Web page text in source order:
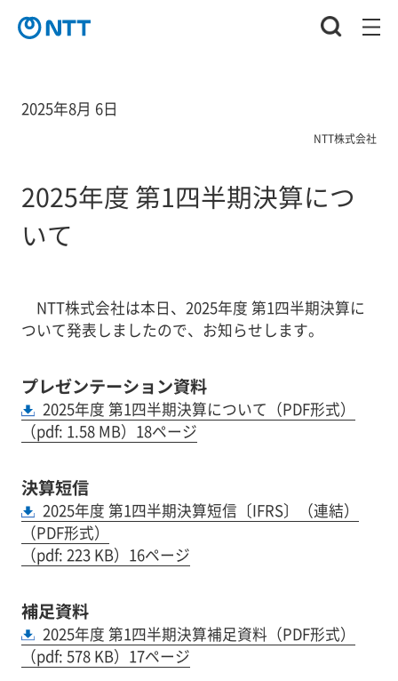
2025年8月 6日
NTT株式会社
2025年度 第1四半期決算につ
いて
NTT株式会社は本日、2025年度 第1四半期決算に
ついて発表しましたので、お知らせします。
プレゼンテーション資料
2025年度 第1四半期決算について（PDF形式）
（pdf: 1.58 MB）18ページ
決算短信
2025年度 第1四半期決算短信〔IFRS〕（連結）
（PDF形式）
（pdf: 223 KB）16ページ
補足資料
2025年度 第1四半期決算補足資料（PDF形式）
（pdf: 578 KB）17ページ